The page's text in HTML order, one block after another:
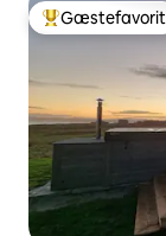
Bedste
Gæstefavorit